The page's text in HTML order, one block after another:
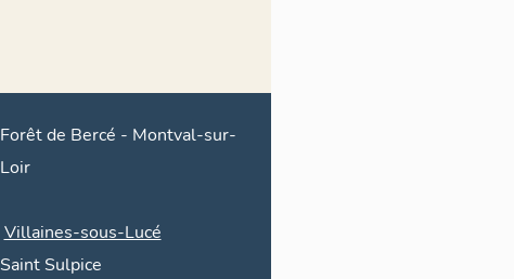
Forêt de Bercé - Montval-sur-
Loir
Villaines-sous-Lucé
Saint Sulpice